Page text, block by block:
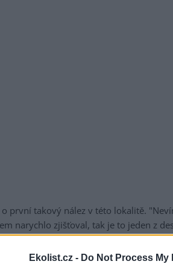
Ekolist.cz - Do Not Process
první takový nález v této lokalitě.
narychlo zjišťoval, tak je to jeden z
plže, nejspíše keřovku plavou,
Masarykova. V Oldřichově byl na